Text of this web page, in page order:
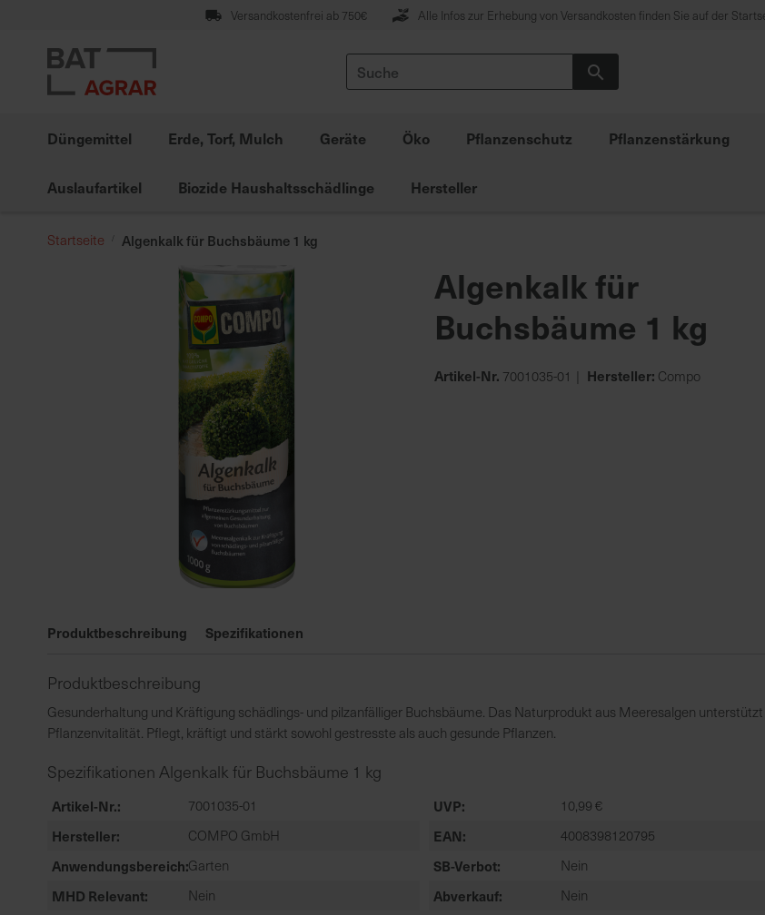
springen
Versandkostenfrei ab 750€ Alle Infos zur Erhebung von Versandkosten finden Sie auf der
Suche
Düngemittel Erde, Torf, Mulch Geräte Öko Pflanzenschutz Pflanzenstärkung
Auslaufartikel Biozide Haushaltsschädlinge Hersteller
Startseite Algenkalk für Buchsbäume 1 kg
der
springen
Algenkalk für
Buchsbäume 1 kg
Artikel-Nr. 7001035-01 Hersteller: Compo
Produktbeschreibung Spezifikationen
Produktbeschreibung
Gesunderhaltung und Kräftigung schädlings- und pilzanfälliger Buchsbäume. Das Naturprodukt aus Meeresalgen unterstützt
Pflanzenvitalität. Pflegt, kräftigt und stärkt sowohl gestresste als auch gesunde Pflanzen.
Spezifikationen Algenkalk für Buchsbäume 1 kg
Artikel-Nr. 7001035-01 UVP 10,99 €
Hersteller COMPO GmbH EAN 4008398120795
Anwendungsbereich Garten SB-Verbot Nein
MHD Relevant Nein Abverkauf Nein